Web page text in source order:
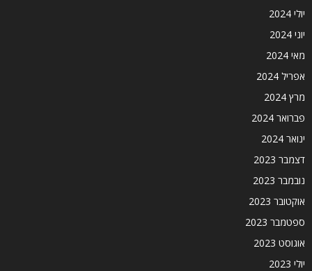
יולי 2024
יוני 2024
מאי 2024
אפריל 2024
מרץ 2024
פברואר 2024
ינואר 2024
דצמבר 2023
נובמבר 2023
אוקטובר 2023
ספטמבר 2023
אוגוסט 2023
יולי 2023